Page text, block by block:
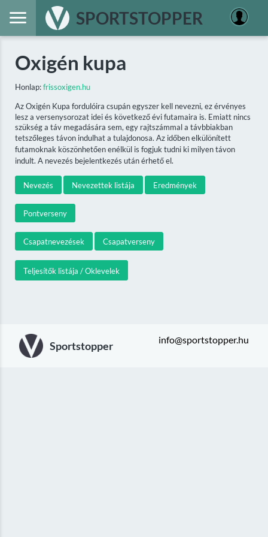
SPORTSTOPPER
Oxigén kupa
Honlap:frissoxigen.hu
Az Oxigén Kupa fordulóira csupán egyszer kell nevezni, ez érvényes
lesz a versenysorozat idei és következő évi futamaira is. Emiatt nincs
szükség a táv megadására sem, egy rajtszámmal a távbbiakban
tetszőleges távon indulhat a tulajdonosa. Az időben elkülönített
futamoknak köszönhetően enélkül is fogjuk tudni ki milyen távon
indult. A nevezés bejelentkezés után érhető el.
Nevezés Nevezettek listája Eredmények
Pontverseny
Csapatnevezések Csapatverseny
Teljesítők listája / Oklevelek
Sportstopper info@sportstopper.hu